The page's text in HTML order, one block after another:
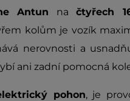
Antun načtyřech
kolům je vozík
nerovnosti a
ani zadní pomocná
pohon, je